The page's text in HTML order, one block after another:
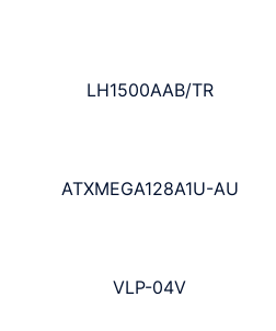
LH1500AAB/TR
ATXMEGA128A1U-AU
VLP-04V